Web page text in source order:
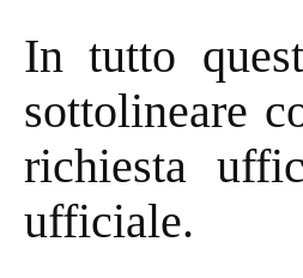
In tutto
sottolineare
richiesta
ufficiale.